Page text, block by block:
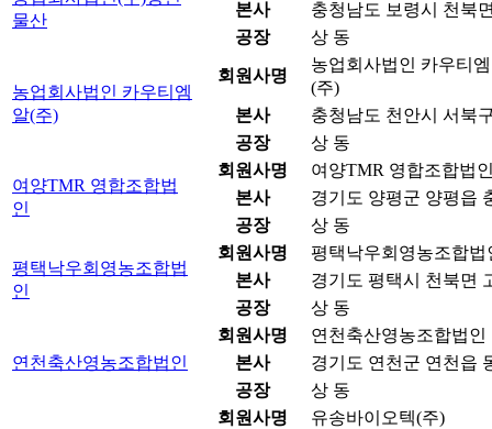
물산
본사
충청남도 보령시 천북
공장
상 동
농업회사법인 카우티엠
알(주)
회원사명
농업회사법인 카우티
(주)
본사
충청남도 천안시 서북
공장
상 동
여양TMR 영합조합법
인
회원사명
여양TMR 영합조합법
본사
경기도 양평군 양평읍
공장
상 동
평택낙우회영농조합법
인
회원사명
평택낙우회영농조합법
본사
경기도 평택시 천북면
공장
상 동
연천축산영농조합법인
회원사명
연천축산영농조합법인
본사
경기도 연천군 연천읍
공장
상 동
회원사명
유송바이오텍(주)